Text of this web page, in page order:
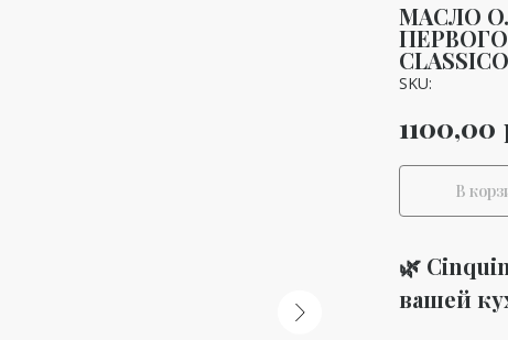
МАСЛО
SKU:
1100,00
В
🌿
вашей